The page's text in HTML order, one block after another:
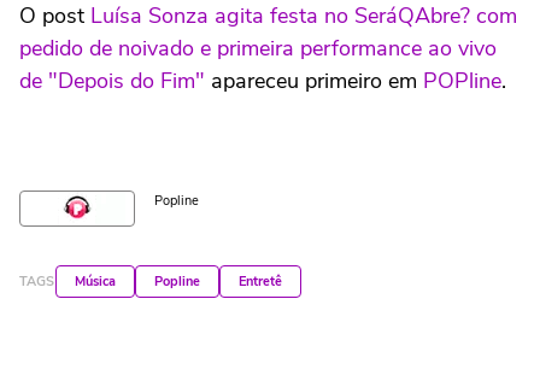
O post Luísa Sonza agita festa no SeráQAbre? com
pedido de noivado e primeira performance ao vivo
de "Depois do Fim" apareceu primeiro em POPline.
Popline
TAGS Música Popline Entretê